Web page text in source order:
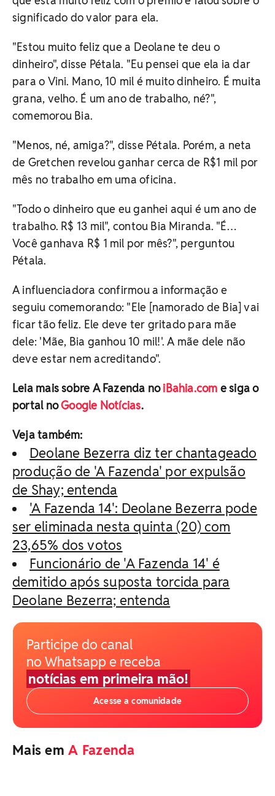
significado do valor para ela.
"Estou muito feliz que a Deolane te deu o
dinheiro", disse Pétala. "Eu pensei que ela ia dar
para o Vini. Mano, 10 mil é muito dinheiro. É muita
grana, velho. É um ano de trabalho, né?",
comemorou Bia.
"Menos, né, amiga?", disse Pétala. Porém, a neta
de Gretchen revelou ganhar cerca de R$1 mil por
mês no trabalho em uma oficina.
"Todo o dinheiro que eu ganhei aqui é um ano de
trabalho. R$ 13 mil", contou Bia Miranda. "É…
Você ganhava R$ 1 mil por mês?", perguntou
Pétala.
A influenciadora confirmou a informação e
seguiu comemorando: "Ele [namorado de Bia] vai
ficar tão feliz. Ele deve ter gritado para mãe
dele: 'Mãe, Bia ganhou 10 mil!'. A mãe dele não
deve estar nem acreditando".
Leia mais sobre A Fazenda noiBahia.com e siga o
portal noGoogle Notícias.
Veja também:
Deolane Bezerra diz ter chantageado
produção de 'A Fazenda' por expulsão
de Shay; entenda
'A Fazenda 14': Deolane Bezerra pode
ser eliminada nesta quinta (20) com
23,65% dos votos
Funcionário de 'A Fazenda 14' é
demitido após suposta torcida para
Deolane Bezerra; entenda
Participe do canal
no Whatsapp e receba
notícias em primeira mão!
Acesse a comunidade
Mais emA Fazenda